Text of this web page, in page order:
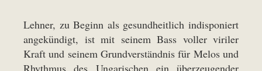
Lehner, zu Beginn als gesundheitlich indisponiert
angekündigt, ist mit seinem Bass voller viriler
Kraft und seinem Grundverständnis für Melos und
Rhythmus des Ungarischen ein überzeugender